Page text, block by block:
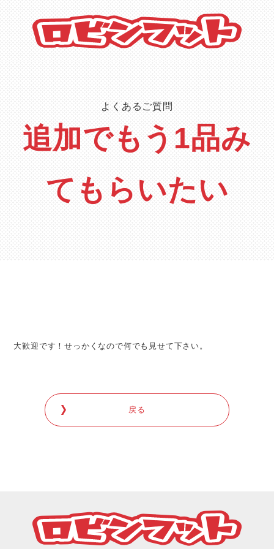
よくあるご質問
追加でもう1品み
てもらいたい
大歓迎です！せっかくなので何でも見せて下さい。
戻る